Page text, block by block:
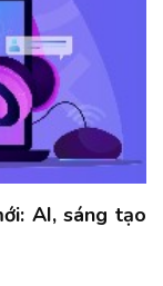
AI, sáng tạo